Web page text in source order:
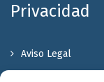
Privacidad
Aviso Legal